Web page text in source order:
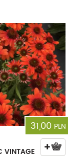
31,00 PLN
VINTAGE